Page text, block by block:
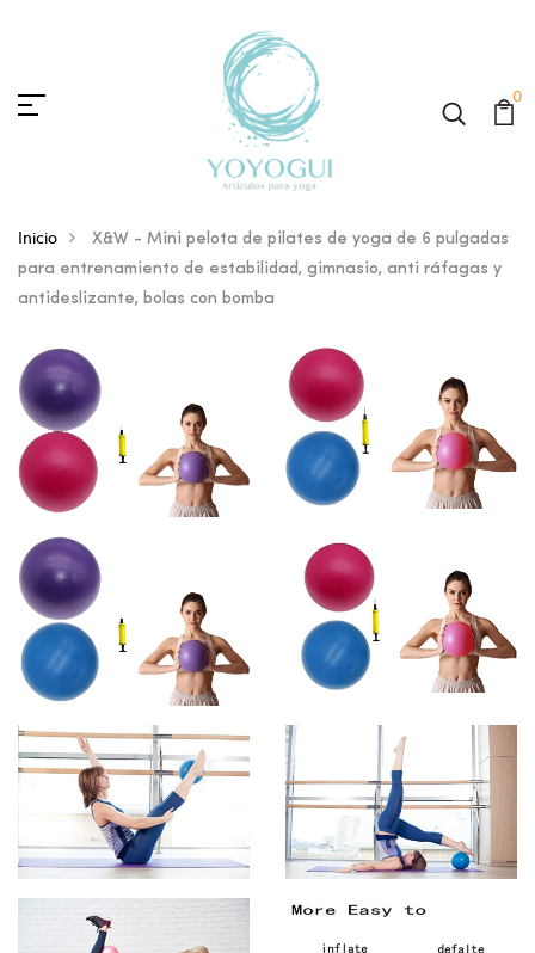
0
Inicio
X&W - Mini pelota de pilates de yoga de 6 pulgadas
para entrenamiento de estabilidad, gimnasio, anti ráfagas y
antideslizante, bolas con bomba